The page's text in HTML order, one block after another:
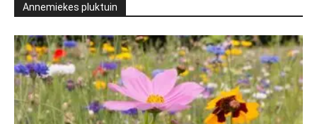
Annemiekes pluktuin